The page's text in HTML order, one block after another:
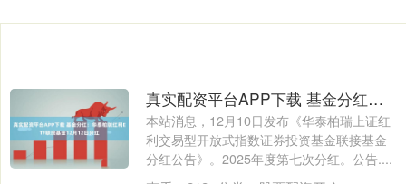
真实配资平台APP下载 基金分红：华泰柏瑞红利ETF联接基金12月12日分红
本站消息，12月10日发布《华泰柏瑞上证红
利交易型开放式指数证券投资基金联接基金
分红公告》。2025年度第七次分红。公告....